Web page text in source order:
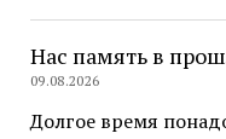
Нас память в
09.08.2026
Долгое время